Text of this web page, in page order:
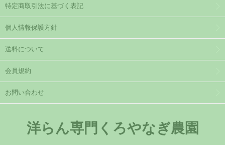
特定商取引法に基づく表記
個人情報保護方針
送料について
会員規約
お問い合わせ
洋らん専門くろやなぎ農園